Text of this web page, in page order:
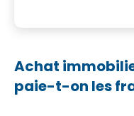
Achat
paie-t-on les